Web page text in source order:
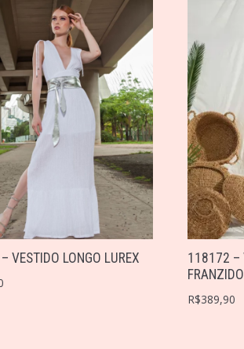
VESTIDO LONGO LUREX
118172 –
FRANZIDO
R$389,90